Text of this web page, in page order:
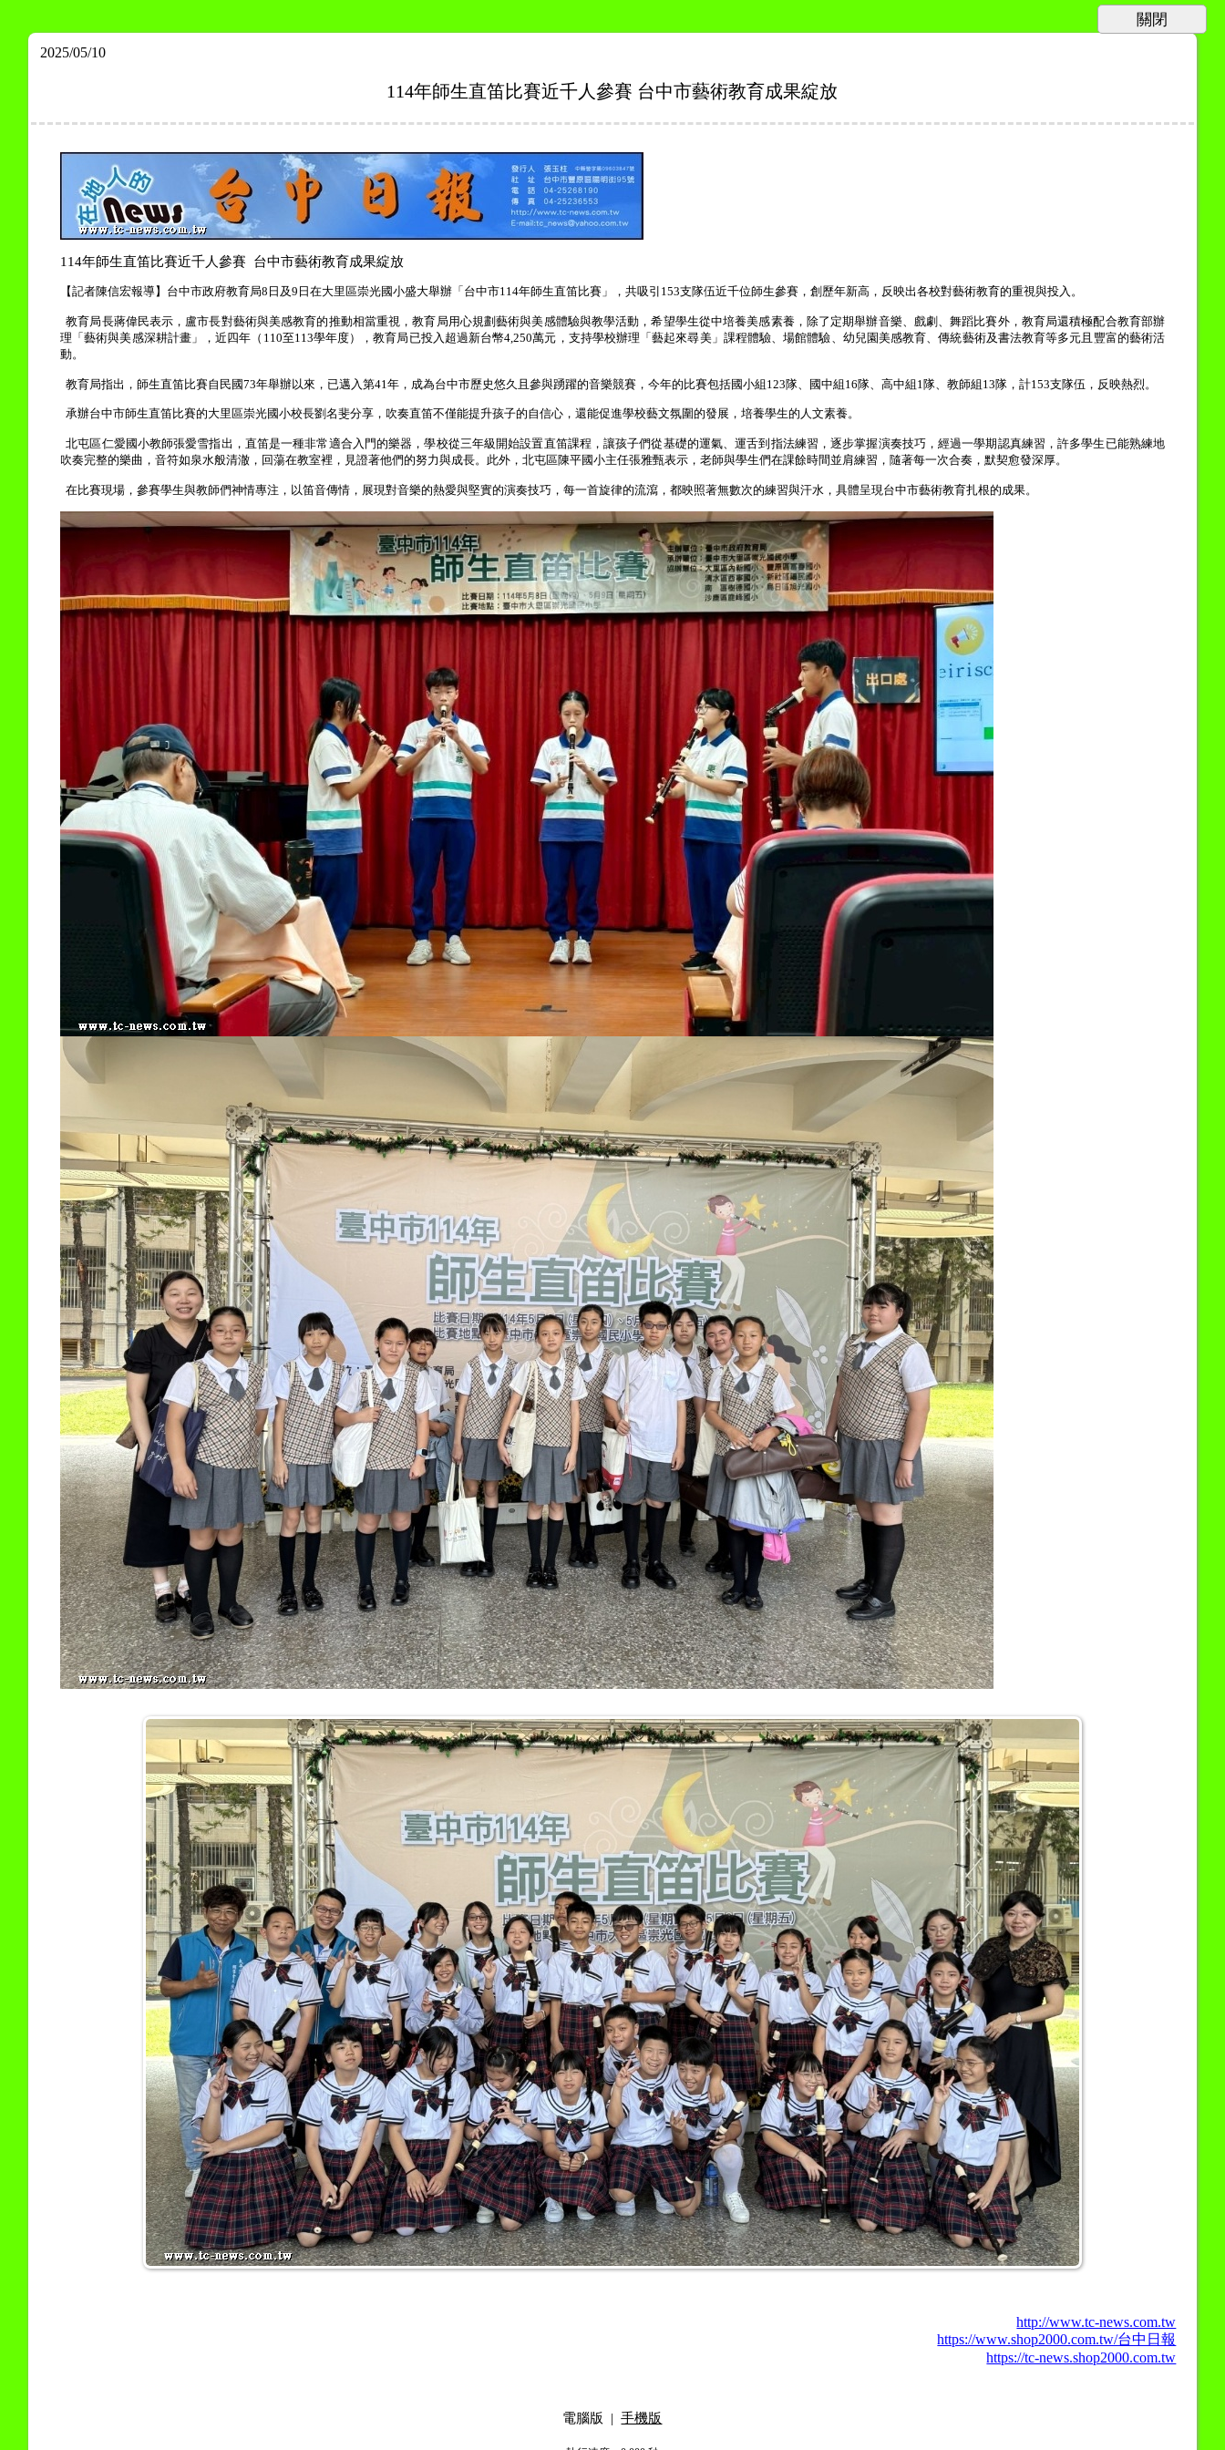
2025/05/10
114年師生直笛比賽近千人參賽 台中市藝術教育成果綻放
114年師生直笛比賽近千人參賽 台中市藝術教育成果綻放
【記者陳信宏報導】台中市政府教育局8 日及9 日在大里區崇光國小盛大舉辦「台中市114年師生直笛比賽」，共吸引 153支隊伍近千位師生參賽，創歷年新高，反映出各校對藝術教育的重視與投入。
教育局長蔣偉民表示，盧市長對藝術與美感教育的推動相當重視，教育局用心規劃藝術與美感體驗與教學活動，希望學生從中培養美感素養，除了定期舉辦音樂、戲劇、舞蹈比賽外，教育局還積極配合教育部辦
理「藝術與美感深耕計畫」，近四年（ 110至113學年度），教育局已投入超過新台幣4,250萬元，支持學校辦理「藝起來尋美」課程體驗、場館體驗、幼兒園美感教育、傳統藝術及書法教育等多元且豐富的藝術活
動。
教育局指出，師生直笛比賽自民國73年舉辦以來，已邁入第41 年，成為台中市歷史悠久且參與踴躍的音樂競賽，今年的比賽包括國小組123隊、國中組16隊、高中組1 隊、教師組13隊，計153支隊伍，反映熱烈。
承辦台中市師生直笛比賽的大里區崇光國小校長劉名斐分享，吹奏直笛不僅能提升孩子的自信心，還能促進學校藝文氛圍的發展，培養學生的人文素養。
北屯區仁愛國小教師張愛雪指出，直笛是一種非常適合入門的樂器，學校從三年級開始設置直笛課程，讓孩子們從基礎的運氣、運舌到指法練習，逐步掌握演奏技巧，經過一學期認真練習，許多學生已能熟練地
吹奏完整的樂曲，音符如泉水般清澈，回蕩在教室裡，見證著他們的努力與成長。此外，北屯區陳平國小主任張雅甄表示，老師與學生們在課餘時間並肩練習，隨著每一次合奏，默契愈發深厚。
在比賽現場，參賽學生與教師們神情專注，以笛音傳情，展現對音樂的熱愛與堅實的演奏技巧，每一首旋律的流瀉，都映照著無數次的練習與汗水，具體呈現台中市藝術教育扎根的成果。
http://www.tc-news.com.tw
https://www.shop2000.com.tw/台中日報
https://tc-news.shop2000.com.tw
電腦版 |手機版